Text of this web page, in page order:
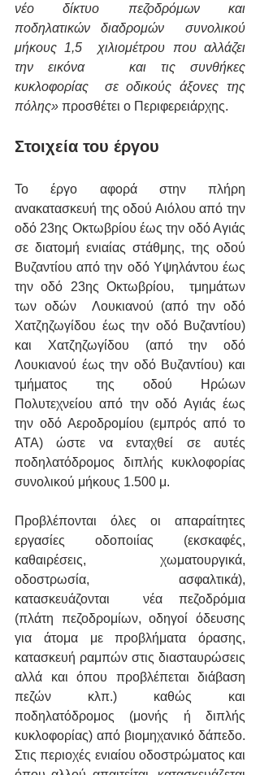
νέο δίκτυο πεζοδρόμων και
ποδηλατικών διαδρομών  συνολικού
μήκους 1,5  χιλιομέτρου που αλλάζει
την εικόνα   και τις συνθήκες
κυκλοφορίας  σε οδικούς άξονες της
πόλης» προσθέτει ο Περιφερειάρχης.
Στοιχεία του έργου
Το έργο αφορά στην πλήρη
ανακατασκευή της οδού Αιόλου από την
οδό 23ης Οκτωβρίου έως την οδό Αγιάς
σε διατομή ενιαίας στάθμης, της οδού
Βυζαντίου από την οδό Υψηλάντου έως
την οδό 23ης Οκτωβρίου,  τμημάτων
των οδών  Λουκιανού (από την οδό
Χατζηζωγίδου έως την οδό Βυζαντίου)
και Χατζηζωγίδου (από την οδό
Λουκιανού έως την οδό Βυζαντίου) και
τμήματος της οδού Ηρώων
Πολυτεχνείου από την οδό Αγιάς έως
την οδό Αεροδρομίου (εμπρός από το
ΑΤΑ) ώστε να ενταχθεί σε αυτές
ποδηλατόδρομος διπλής κυκλοφορίας
συνολικού μήκους 1.500 μ.
Προβλέπονται όλες οι απαραίτητες
εργασίες οδοποιίας (εκσκαφές,
καθαιρέσεις, χωματουργικά,
οδοστρωσία, ασφαλτικά),
κατασκευάζονται  νέα πεζοδρόμια
(πλάτη πεζοδρομίων, οδηγοί όδευσης
για άτομα με προβλήματα όρασης,
κατασκευή ραμπών στις διασταυρώσεις
αλλά και όπου προβλέπεται διάβαση
πεζών κλπ.) καθώς και
ποδηλατόδρομος (μονής ή διπλής
κυκλοφορίας) από βιομηχανικό δάπεδο.
Στις περιοχές ενιαίου οδοστρώματος και